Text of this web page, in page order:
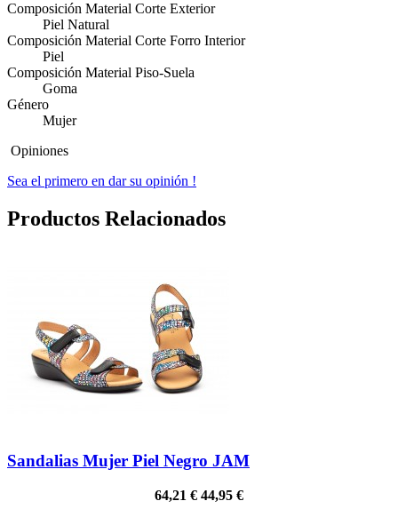
Composición Material Corte Exterior
Piel Natural
Composición Material Corte Forro Interior
Piel
Composición Material Piso-Suela
Goma
Género
Mujer
Opiniones
Sea el primero en dar su opinión !
Productos Relacionados
Sandalias Mujer Piel Negro JAM
64,21 € 44,95 €